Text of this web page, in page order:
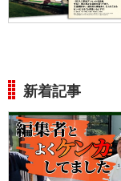
新着記事